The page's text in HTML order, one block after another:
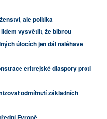
ale politika
vysvětlit, že blbnou
útocích jen dál naléhavě
eritrejské diaspory proti
odmítnutí základních
Evropě